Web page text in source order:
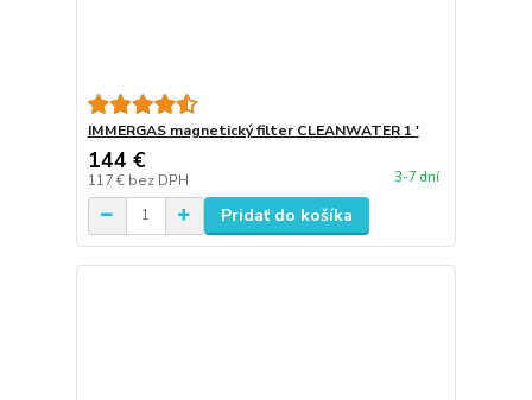
IMMERGAS magnetický filter CLEANWATER 1 '
144 €
117 € bez DPH 3-7 dní
Pridať do košíka